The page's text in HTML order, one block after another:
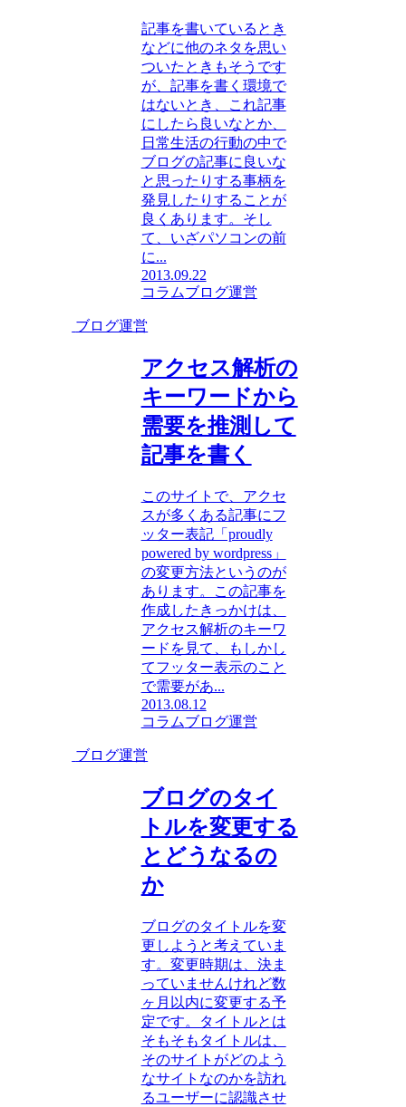
記事を書いているとき
などに他のネタを思い
ついたときもそうです
が、記事を書く環境で
はないとき、これ記事
にしたら良いなとか、
日常生活の行動の中で
ブログの記事に良いな
と思ったりする事柄を
発見したりすることが
良くあります。そし
て、いざパソコンの前
に...
2013.09.22
コラムブログ運営
ブログ運営
アクセス解析の
キーワードから
需要を推測して
記事を書く
このサイトで、アクセ
スが多くある記事にフ
ッター表記「proudly
powered by wordpress」
の変更方法というのが
あります。この記事を
作成したきっかけは、
アクセス解析のキーワ
ードを見て、もしかし
てフッター表示のこと
で需要があ...
2013.08.12
コラムブログ運営
ブログ運営
ブログのタイ
トルを変更する
とどうなるの
か
ブログのタイトルを変
更しようと考えていま
す。変更時期は、決ま
っていませんけれど数
ヶ月以内に変更する予
定です。タイトルとは
そもそもタイトルは、
そのサイトがどのよう
なサイトなのかを訪れ
るユーザーに認識させ